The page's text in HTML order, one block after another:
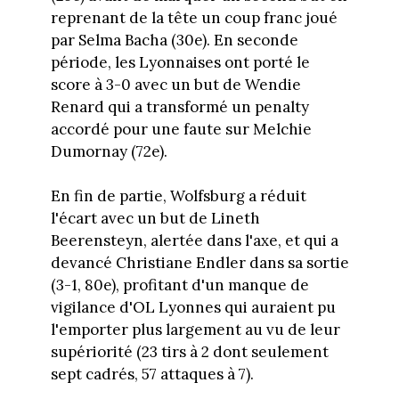
reprenant de la tête un coup franc joué
par Selma Bacha (30e). En seconde
période, les Lyonnaises ont porté le
score à 3-0 avec un but de Wendie
Renard qui a transformé un penalty
accordé pour une faute sur Melchie
Dumornay (72e).
En fin de partie, Wolfsburg a réduit
l'écart avec un but de Lineth
Beerensteyn, alertée dans l'axe, et qui a
devancé Christiane Endler dans sa sortie
(3-1, 80e), profitant d'un manque de
vigilance d'OL Lyonnes qui auraient pu
l'emporter plus largement au vu de leur
supériorité (23 tirs à 2 dont seulement
sept cadrés, 57 attaques à 7).